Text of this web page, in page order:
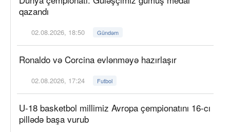
qazandı
02.08.2026, 18:50 Gündəm
Ronaldo və Corcina evlənməyə hazırlaşır
02.08.2026, 17:24 Futbol
U-18 basketbol millimiz Avropa çempionatını 16-cı
pillədə başa vurub